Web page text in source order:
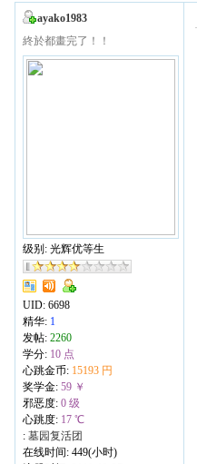
ayako1983
終於都畫完了！！
级别: 光辉优等生
UID: 6698
精华: 1
发帖: 2260
学分: 10 点
心跳金币: 15193 円
奖学金: 59 ￥
邪恶度: 0 级
心跳度: 17 ℃
: 墓园复活团
在线时间: 449(小时)